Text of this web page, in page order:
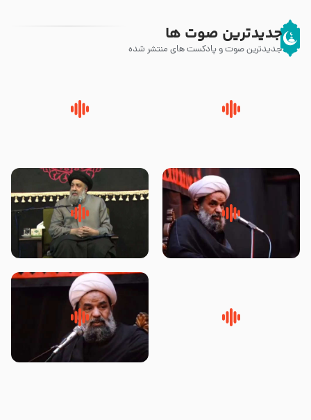
جدیدترین صوت ها
جدیدترین صوت و پادکست های منتشر شده
روضه جانسوز پاره های جگر امام
حسن مجتبی علیه السلام-حجت
لقب حضرت رقیه سلام الله علیها به
چه معناست – حجت الاسلام علوی
سلام جوانی که امام حسین علیه
السلام خودش جوابش را دادند